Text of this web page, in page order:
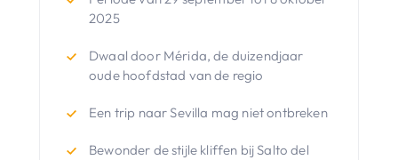
2025
Dwaal door Mérida, de duizendjaar
oude hoofdstad van de regio
Een trip naar Sevilla mag niet ontbreken
Bewonder de stijle kliffen bij Salto del